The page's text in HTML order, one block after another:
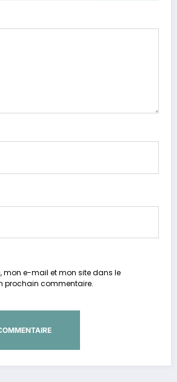
mon e-mail et mon site dans le
prochain commentaire.